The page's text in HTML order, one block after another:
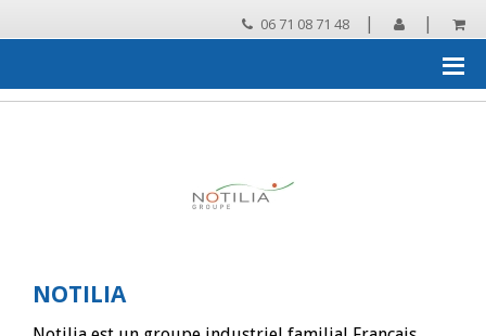
06 71 08 71 48 | |
NOTILIA